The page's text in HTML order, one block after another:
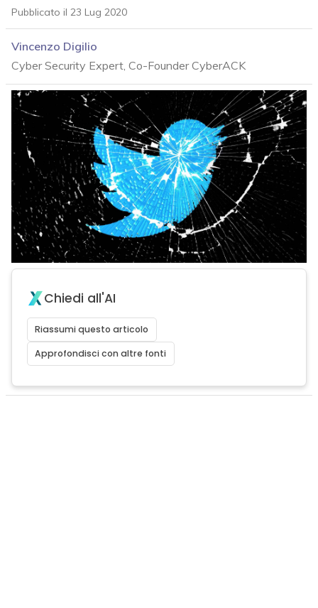
Pubblicato il 23 Lug 2020
Vincenzo Digilio
Cyber Security Expert, Co-Founder CyberACK
Chiedi all'AI
Riassumi questo articolo
Approfondisci con altre fonti